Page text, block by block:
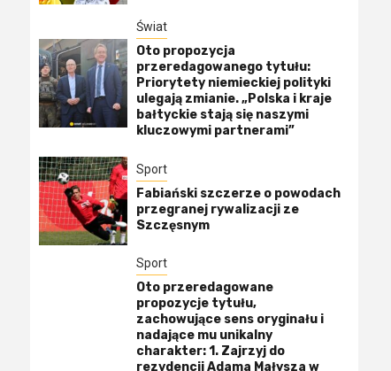
Świat
Oto propozycja
przeredagowanego tytułu:
Priorytety niemieckiej polityki
ulegają zmianie. „Polska i kraje
bałtyckie stają się naszymi
kluczowymi partnerami”
Sport
Fabiański szczerze o powodach
przegranej rywalizacji ze
Szczęsnym
Sport
Oto przeredagowane
propozycje tytułu,
zachowujące sens oryginału i
nadające mu unikalny
charakter: 1. Zajrzyj do
rezydencji Adama Małysza w